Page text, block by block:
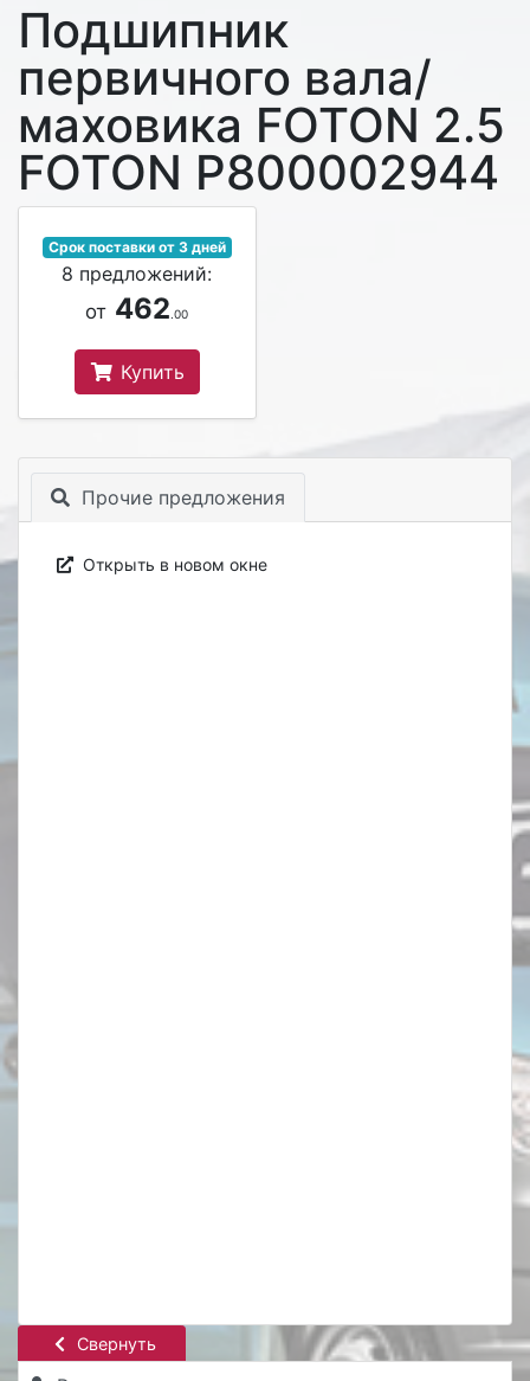
Свернуть
Подшипник
первичного вала/
маховика FOTON 2.5
FOTON P800002944
Срок поставки от 3 дней
8 предложений:
от 462.00
Купить
Прочие предложения
Открыть в новом окне